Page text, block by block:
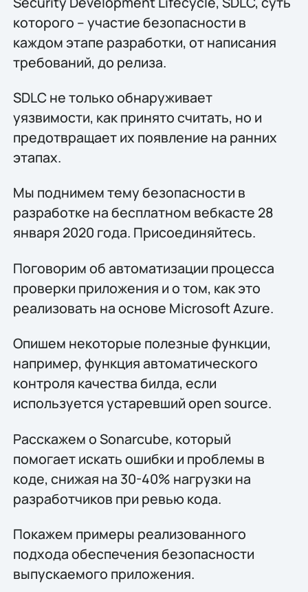
которого – участие безопасности в
каждом этапе разработки, от написания
требований, до релиза.
SDLC не только обнаруживает
уязвимости, как принято считать, но и
предотвращает их появление на ранних
этапах.
Мы поднимем тему безопасности в
разработке на бесплатном вебкасте 28
января 2020 года. Присоединяйтесь.
Поговорим об автоматизации процесса
проверки приложения и о том, как это
реализовать на основе Microsoft Azure.
Опишем некоторые полезные функции,
например, функция автоматического
контроля качества билда, если
используется устаревший open source.
Расскажем о Sonarcube, который
помогает искать ошибки и проблемы в
коде, снижая на 30-40% нагрузки на
разработчиков при ревью кода.
Покажем примеры реализованного
подхода обеспечения безопасности
выпускаемого приложения.